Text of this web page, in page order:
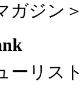
ガジン
ーリス